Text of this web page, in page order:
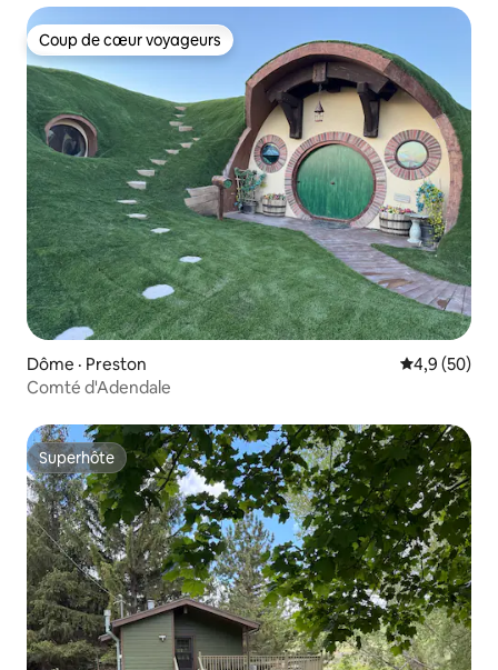
Coup de cœur voyageurs
Coup de cœur voyageurs
Dôme · Preston Note
4,9 (50)
Comté d'Adendale
Superhôte
Superhôte